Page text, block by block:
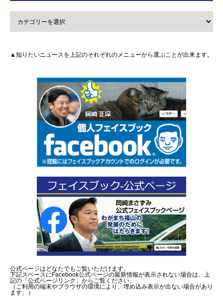
▲知りたいニュースを上記のそれぞれのメニューから選ぶことが出来ます。
公式ページはどなたでもご覧いただけます。
下記スペースにFacebook公式ページの最新情報が表示されない場合は、上
記の「公式ページリンク」からご覧ください。
（ご利用の端末やブラウザの環境により、埋め込み表示が出ない場合があり
ます。）